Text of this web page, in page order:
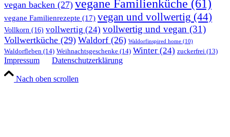
vegan backen (27) vegane Familienküche (61)
vegane Familienrezepte (17) vegan und vollwertig (44)
Vollkorn (16) vollwertig (24) vollwertig und vegan (31)
Vollwertküche (29) Waldorf (26) Waldorfinspired home (10)
Waldorfleben (14) Weihnachtsgeschenke (14) Winter (24) zuckerfrei (13)
Impressum Datenschutzerklärung
Nach oben scrollen